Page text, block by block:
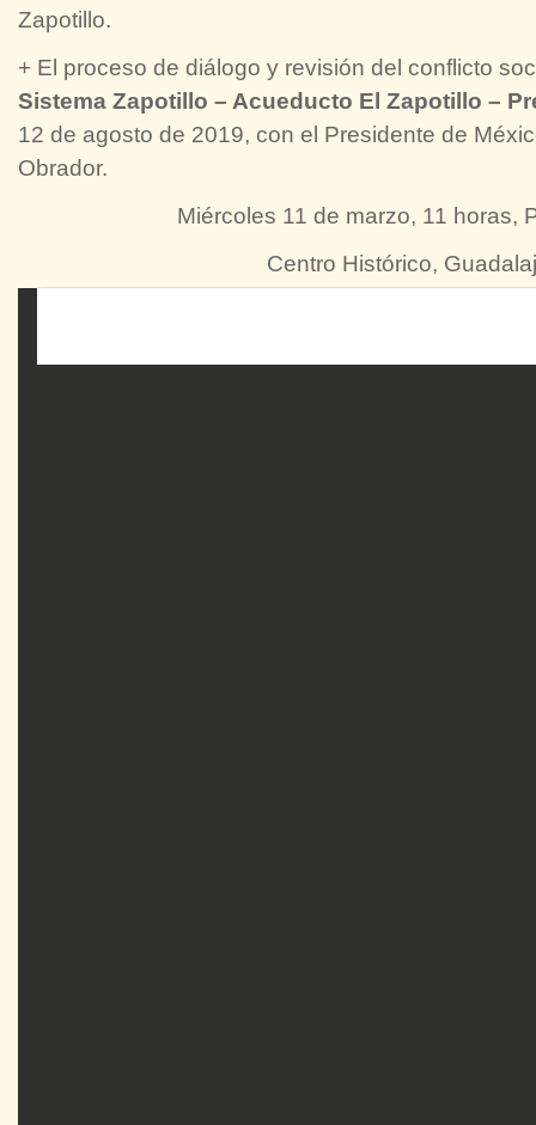
Zapotillo.
+ El proceso de diálogo y revisión del conflicto
Sistema Zapotillo – Acueducto El Zapotillo –
12 de agosto de 2019, con el Presidente de
Obrador.
Miércoles 11 de marzo, 11 horas,
Centro Histórico,